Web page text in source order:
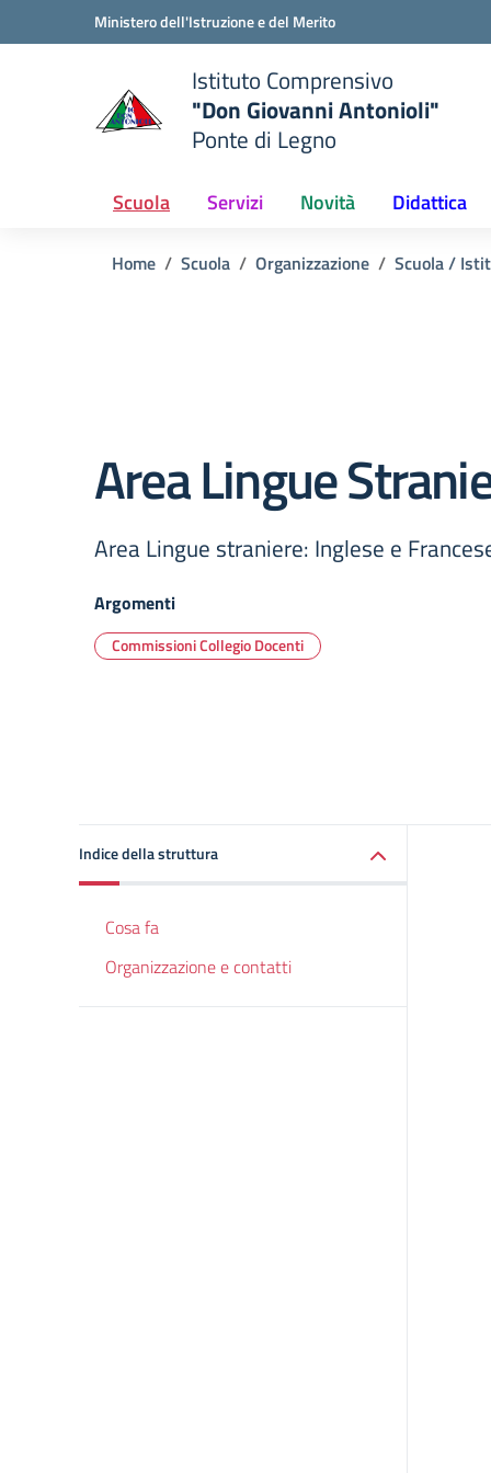
Vai ai contenuti
Vai al menu di navigazioneMinistero dell'Istruzione e del Merito
scuola
Istituto Comprensivo
"Don Giovanni Antonioli"
Ponte di Legno
Scuola Servizi Novità Didattica
Home Scuola Organizzazione Scuola /
Area Lingue
Area Lingue straniere: Inglese e
Argomenti
Commissioni Collegio Docenti
Indice della struttura
Cosa fa
Organizzazione e contatti